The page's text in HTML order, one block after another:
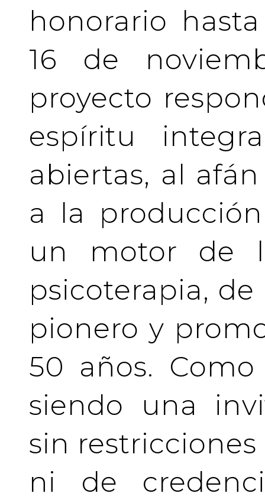
honorario
16 de
proyecto
espíritu
abiertas, al
a la
un motor de
psicoterapia,
pionero y
50 años.
siendo una
sin
ni de